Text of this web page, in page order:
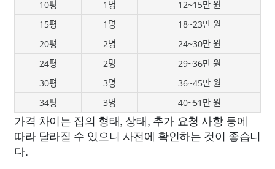
10평 1명
12~15만 원
15평
1명
18~23만 원
20평
2명
24~30만 원
24평
2명
29~36만 원
30평
3명
36~45만 원
34평
3명 40~51만 원
가격 차이는 집의 형태, 상태, 추가 요청 사항 등에
따라 달라질 수 있으니 사전에 확인하는 것이 좋습니
다.